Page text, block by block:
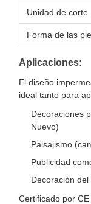
Unidad de corte
Forma de las
Aplicaciones:
El diseño
ideal tanto para
Decoraciones
Nuevo)
Paisajismo
Publicidad
Decoración
Certificado por